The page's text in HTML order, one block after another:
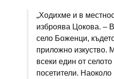
„Ходихме и в
изброява Цокова. –
село Боженци,
приложно изкуство.
всеки един от
посетители.